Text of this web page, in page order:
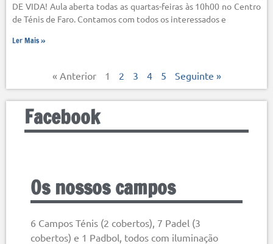
DE VIDA! Aula aberta todas as quartas-feiras às 10h00 no Centro
de Ténis de Faro. Contamos com todos os interessados e
Ler Mais »
« Anterior 1 2 3 4 5 Seguinte »
Facebook
Os nossos campos
6 Campos Ténis (2 cobertos), 7 Padel (3
cobertos) e 1 Padbol, todos com iluminação